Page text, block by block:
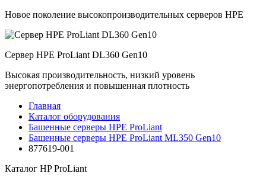
Новое поколение высокопроизводительных серверов HPE
Сервер HPE ProLiant DL360 Gen10
Высокая производительность, низкий уровень
энергопотребления и повышенная плотность
Главная
Каталог оборудования
Башенные серверы HPE ProLiant
Башенные серверы HPE ProLiant ML350 Gen10
877619-001
Каталог HP ProLiant